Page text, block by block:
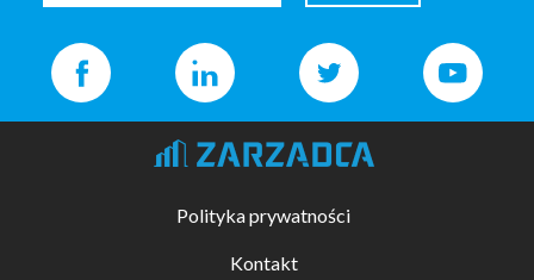
Polityka prywatności
Kontakt